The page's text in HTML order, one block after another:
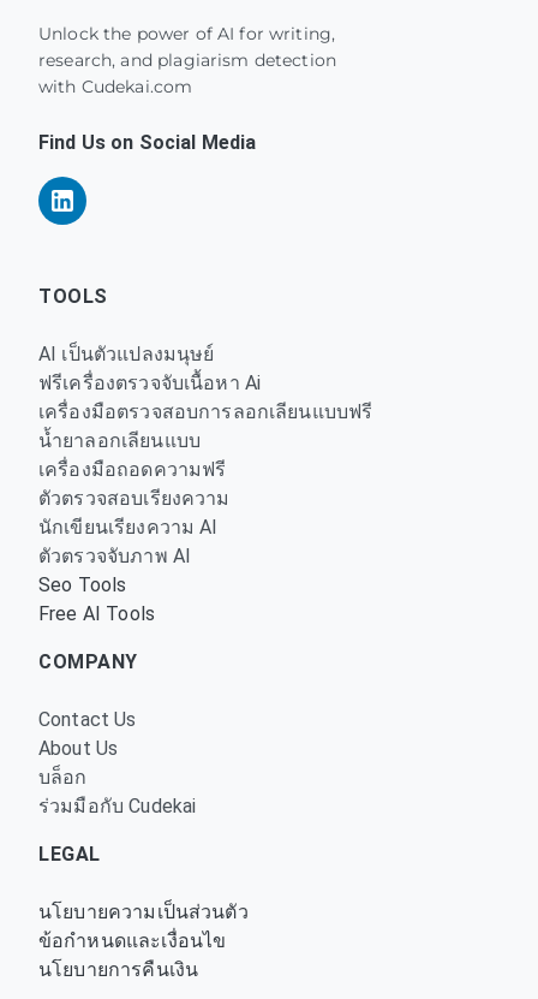
Unlock the power of AI for writing,
research, and plagiarism detection
with Cudekai.com
Find Us on Social Media
TOOLS
AI เป็นตัวแปลงมนุษย์
ฟรีเครื่องตรวจจับเนื้อหา Ai
เครื่องมือตรวจสอบการลอกเลียนแบบฟรี
น้ำยาลอกเลียนแบบ
เครื่องมือถอดความฟรี
ตัวตรวจสอบเรียงความ
นักเขียนเรียงความ AI
ตัวตรวจจับภาพ AI
Seo Tools
Free AI Tools
COMPANY
Contact Us
About Us
บล็อก
ร่วมมือกับ Cudekai
LEGAL
นโยบายความเป็นส่วนตัว
ข้อกำหนดและเงื่อนไข
นโยบายการคืนเงิน